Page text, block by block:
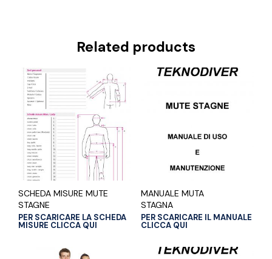
Related products
SCHEDA MISURE MUTE
STAGNE
PER SCARICARE LA SCHEDA
MISURE CLICCA QUI
MANUALE MUTA
STAGNA
PER SCARICARE IL MANUALE
CLICCA QUI